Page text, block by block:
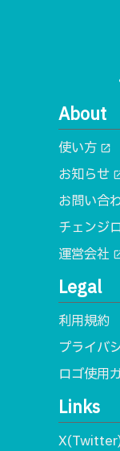
About
使い方 open_in_new
お知らせ
お問い合
チェンジ
運営会社
Legal
利用規約
プライバ
ロゴ使用
Links